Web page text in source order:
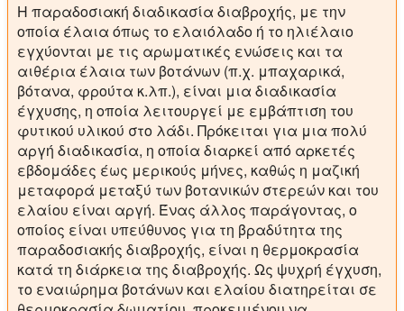
Η παραδοσιακή διαδικασία διαβροχής, με την
οποία έλαια όπως το ελαιόλαδο ή το ηλιέλαιο
εγχύονται με τις αρωματικές ενώσεις και τα
αιθέρια έλαια των βοτάνων (π.χ. μπαχαρικά,
βότανα, φρούτα κ.λπ.), είναι μια διαδικασία
έγχυσης, η οποία λειτουργεί με εμβάπτιση του
φυτικού υλικού στο λάδι. Πρόκειται για μια πολύ
αργή διαδικασία, η οποία διαρκεί από αρκετές
εβδομάδες έως μερικούς μήνες, καθώς η μαζική
μεταφορά μεταξύ των βοτανικών στερεών και του
ελαίου είναι αργή. Ένας άλλος παράγοντας, ο
οποίος είναι υπεύθυνος για τη βραδύτητα της
παραδοσιακής διαβροχής, είναι η θερμοκρασία
κατά τη διάρκεια της διαβροχής. Ως ψυχρή έγχυση,
το εναιώρημα βοτάνων και ελαίου διατηρείται σε